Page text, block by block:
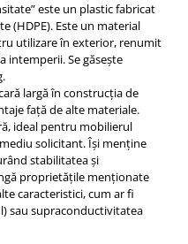
este un plastic fabricat
(HDPE). Este un material
utilizare în exterior, renumit
intemperii. Se găsește
largă în construcția de
față de alte materiale.
ideal pentru mobilierul
solicitant. Își menține
stabilitatea și
proprietățile menționate
caracteristici, cum ar fi
sau supraconductivitatea